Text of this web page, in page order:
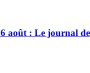
août : Le journal